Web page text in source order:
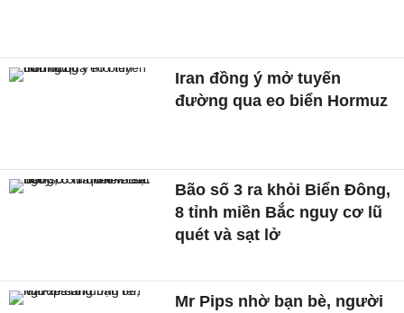
Iran đồng ý mở tuyến
đường qua eo biển Hormuz
Bão số 3 ra khỏi Biển Đông,
8 tỉnh miền Bắc nguy cơ lũ
quét và sạt lở
Mr Pips nhờ bạn bè, người